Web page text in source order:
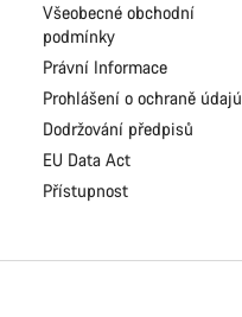
Všeobecné obchodní
podmínky
Právní Informace
Prohlášení o ochraně údajú
Dodržování předpisů
EU Data Act
Přístupnost